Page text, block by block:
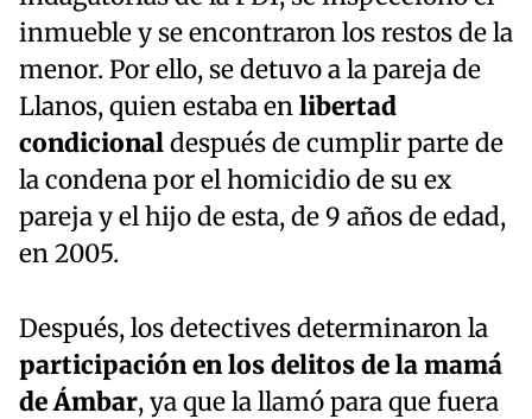
inmueble y se encontraron los restos de la
menor. Por ello, se detuvo a la pareja de
Llanos, quien estaba enlibertad
condicionaldespués de cumplir parte de
la condena por el homicidio de su ex
pareja y el hijo de esta, de 9 años de edad,
en 2005.
Después, los detectives determinaron la
participación en los delitos de la mamá
de Ámbar, ya que la llamó para que fuera